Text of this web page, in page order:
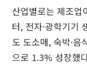
산업별로는 제조
터, 전자·광학기기
도 도소매, 숙박·음
으로 1.3% 성장했